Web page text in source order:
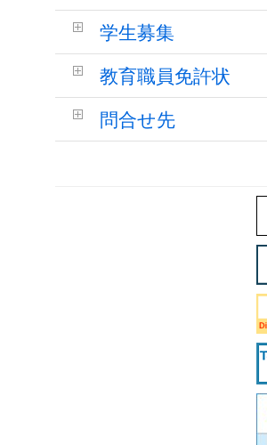
学生募集
教育職員免許状
問合せ先